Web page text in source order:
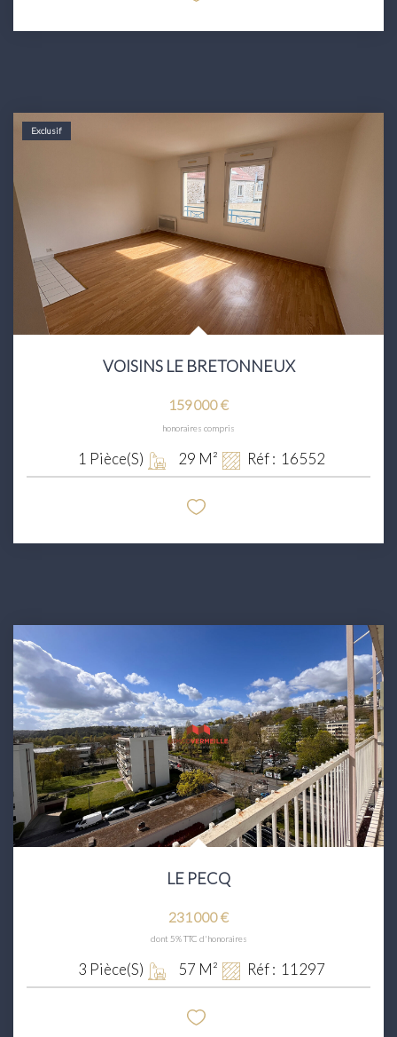
Exclusif
VOISINS LE BRETONNEUX
159 000 €
honoraires compris
1 Pièce(s) 29 M² Réf : 16552
LE PECQ
231 000 €
dont 5% TTC d'honoraires
3 Pièce(s) 57 M² Réf : 11297